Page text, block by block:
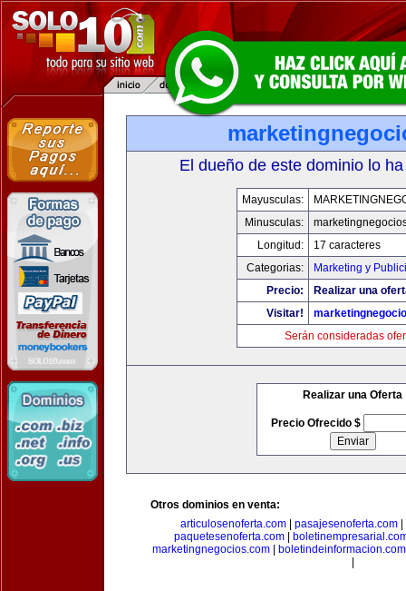
El dueño de este dominio lo
Mayusculas:
Minusculas:
Longitud:
17 caracteres
Categorias:
Marketing y
Precio:
Realizar una
Visitar!
Serán consideradas
Realizar una Oferta
Precio Ofrecido $
Otros dominios en venta:
articulosenoferta.com
pasajesenoferta.com
paquetesenoferta.com|
marketingnegocios.com
boletindeinformacion.com